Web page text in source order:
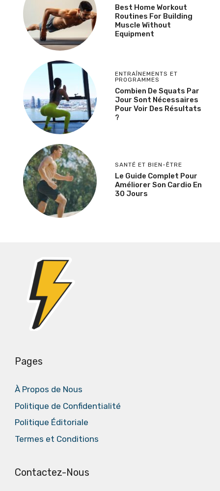
Best Home Workout
Routines For Building
Muscle Without
Equipment
ENTRAÎNEMENTS ET
PROGRAMMES
Combien De Squats Par
Jour Sont Nécessaires
Pour Voir Des Résultats
?
SANTÉ ET BIEN-ÊTRE
Le Guide Complet Pour
Améliorer Son Cardio En
30 Jours
Pages
À Propos de Nous
Politique de Confidentialité
Politique Éditoriale
Termes et Conditions
Contactez-Nous